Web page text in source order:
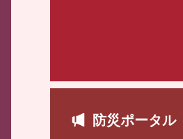
防災ポータル